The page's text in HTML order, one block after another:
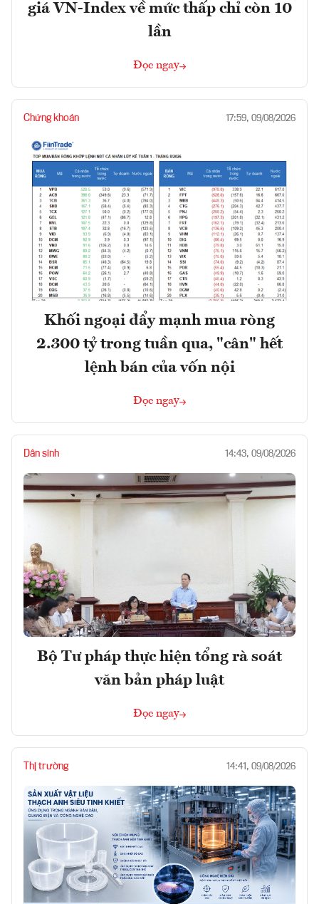
giá VN-Index về mức thấp chỉ còn 10
lần
Đọc ngay
Chứng khoán 17:59, 09/08/2026
Khối ngoại đẩy mạnh mua ròng
2.300 tỷ trong tuần qua, "cân" hết
lệnh bán của vốn nội
Đọc ngay
Dân sinh 14:43, 09/08/2026
Bộ Tư pháp thực hiện tổng rà soát
văn bản pháp luật
Đọc ngay
Thị trường 14:41, 09/08/2026